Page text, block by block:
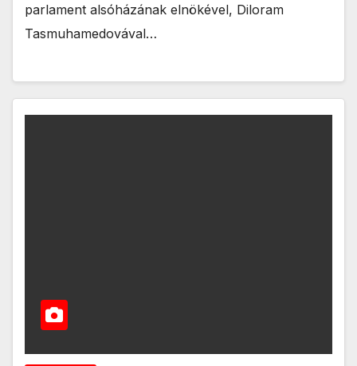
parlament alsóházának elnökével, Diloram
Tasmuhamedovával…